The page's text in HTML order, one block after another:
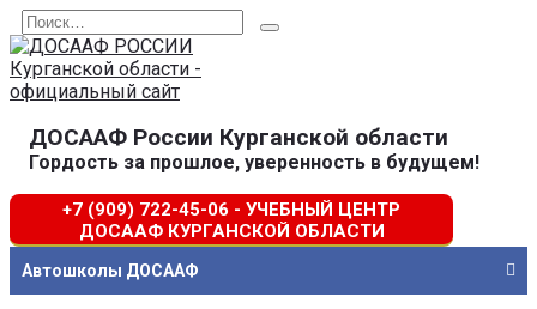
Перейти
к
содержанию
Search
for:
ДОСААФ России Курганской области
Гордость за прошлое, уверенность в будущем!
+7 (909) 722-45-06 - УЧЕБНЫЙ ЦЕНТР
ДОСААФ КУРГАНСКОЙ ОБЛАСТИ
Автошколы ДОСААФ